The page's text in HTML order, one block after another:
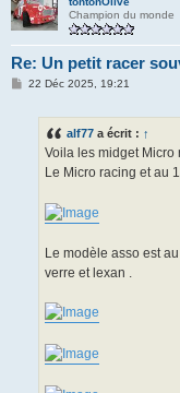
Champion du monde
Re: Un petit racer
M22 Déc 2025, 19:21
alf77 a écrit : ↑
Voila les midget
Le Micro racing et au
Le modèle asso est
verre et lexan .